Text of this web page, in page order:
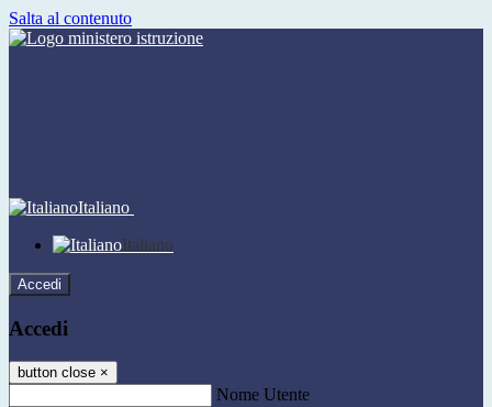
Salta al contenuto
Italiano
Italiano
Accedi
Accedi
button close ×
Nome Utente